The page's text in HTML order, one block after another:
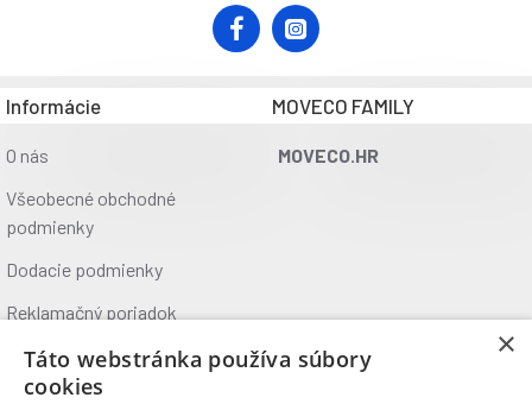
Informácie
O nás
Všeobecné obchodné
podmienky
Dodacie podmienky
Reklamačný poriadok
Ochrana údajov
Kontakt
MOVECO FAMILY
MOVECO.HR
×
Táto webstránka používa súbory
cookies